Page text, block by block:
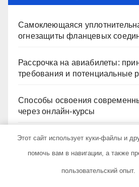
Самоклеющаяся
огнезащиты фланцевых
Рассрочка на авиабилеты:
требования и потенциальные
Способы освоения
через онлайн-курсы
Детейлинг-центр на 84-м км
Этот сайт использует куки-файлы и
помочь вам в навигации, а также
пользовательский опыт.